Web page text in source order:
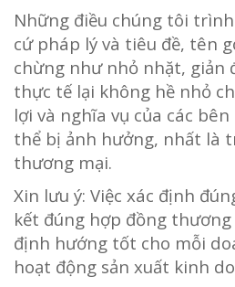
Những điều chúng tôi
cứ pháp lý và tiêu đề, tên
chừng như nhỏ nhặt, giản
thực tế lại không hề nhỏ
lợi và nghĩa vụ của các
thể bị ảnh hưởng, nhất là
thương mại.
Xin lưu ý: Việc xác định
kết đúng hợp đồng
định hướng tốt cho mỗi
hoạt động sản xuất kinh